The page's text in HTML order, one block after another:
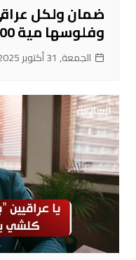
ضمان ولكل
وفلوسها مية 100
الجمعة, 31 أكتوبر 2025, 17:31